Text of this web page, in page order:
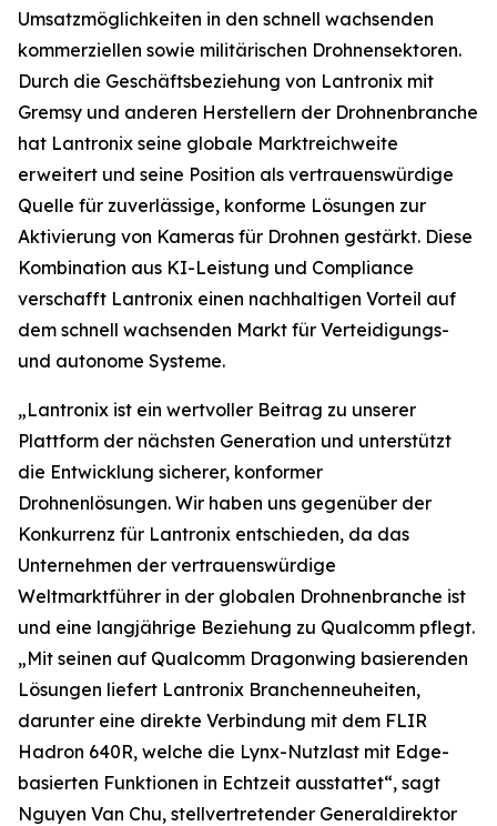
Umsatzmöglichkeiten in den schnell wachsenden
kommerziellen sowie militärischen Drohnensektoren.
Durch die Geschäftsbeziehung von Lantronix mit
Gremsy und anderen Herstellern der Drohnenbranche
hat Lantronix seine globale Marktreichweite
erweitert und seine Position als vertrauenswürdige
Quelle für zuverlässige, konforme Lösungen zur
Aktivierung von Kameras für Drohnen gestärkt. Diese
Kombination aus KI-Leistung und Compliance
verschafft Lantronix einen nachhaltigen Vorteil auf
dem schnell wachsenden Markt für Verteidigungs-
und autonome Systeme.
„Lantronix ist ein wertvoller Beitrag zu unserer
Plattform der nächsten Generation und unterstützt
die Entwicklung sicherer, konformer
Drohnenlösungen. Wir haben uns gegenüber der
Konkurrenz für Lantronix entschieden, da das
Unternehmen der vertrauenswürdige
Weltmarktführer in der globalen Drohnenbranche ist
und eine langjährige Beziehung zu Qualcomm pflegt.
„Mit seinen auf Qualcomm Dragonwing basierenden
Lösungen liefert Lantronix Branchenneuheiten,
darunter eine direkte Verbindung mit dem FLIR
Hadron 640R, welche die Lynx-Nutzlast mit Edge-
basierten Funktionen in Echtzeit ausstattet“, sagt
Nguyen Van Chu, stellvertretender Generaldirektor